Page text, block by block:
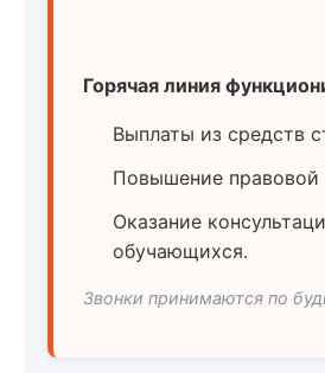
Горячая линия
Выплаты из средств
Повышение правовой
Оказание
обучающихся.
Звонки принимаются по